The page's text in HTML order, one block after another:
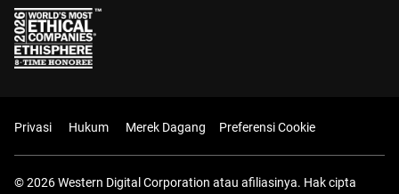
Privasi Hukum Merek Dagang Preferensi Cookie
© 2026 Western Digital Corporation atau afiliasinya. Hak cipta